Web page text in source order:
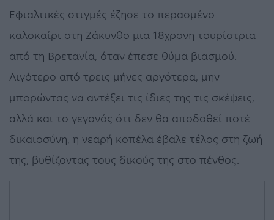
Εφιαλτικές στιγμές έζησε το περασμένο
καλοκαίρι στη Ζάκυνθο μια 18χρονη τουρίστρια
από τη Βρετανία, όταν έπεσε θύμα βιασμού.
Λιγότερο από τρεις μήνες αργότερα, μην
μπορώντας να αντέξει τις ίδιες της τις σκέψεις,
αλλά και το γεγονός ότι δεν θα αποδοθεί ποτέ
δικαιοσύνη, η νεαρή κοπέλα έβαλε τέλος στη ζωή
της, βυθίζοντας τους δικούς της στο πένθος.